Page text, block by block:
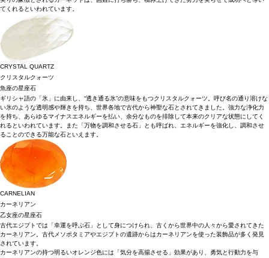
てくれるといわれています。
CRYSTAL QUARTZ
クリスタルクォーツ
魚座の星座石
ギリシャ語の「氷」に由来し、“透き通る氷”の意味をもつクリスタルクォーツ。呼び名の通り溶けな
い氷のような透明感や輝きを持ち、世界各地で古代から神聖な石とされてきました。強力な浄化力
を持ち、あらゆるマイナスエネルギーを払い、余分なものを排除して本来のクリアな状態にしてく
れるといわれています。また「万物を調和させる石」とも呼ばれ、エネルギーを強化し、調和させ
ることのできる万能な石といえます。
CARNELIAN
カーネリアン
乙女座の星座石
古代エジプトでは「幸運を呼ぶ石」として身につけられ、古くから世界中の人々から愛されてきた
カーネリアン。古代メソポタミアやエジプトの遺跡からはカーネリアンを使った装飾品が多く発見
されています。
カーネリアンの持つ明るいオレンジ色には「気分を高揚させる」効果があり、勇気と行動力を与